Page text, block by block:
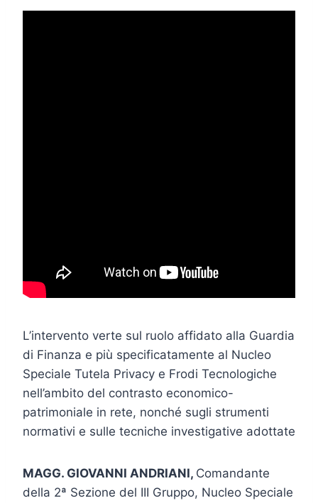
L’intervento verte sul ruolo affidato alla Guardia
di Finanza e più specificatamente al Nucleo
Speciale Tutela Privacy e Frodi Tecnologiche
nell’ambito del contrasto economico-
patrimoniale in rete, nonché sugli strumenti
normativi e sulle tecniche investigative adottate
MAGG. GIOVANNI ANDRIANI, Comandante
della 2ª Sezione del III Gruppo, Nucleo Speciale